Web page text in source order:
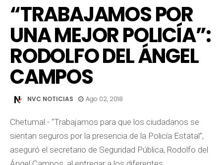
“TRABAJAMOS POR
UNA MEJOR POLICÍA”:
RODOLFO DEL ÁNGEL
CAMPOS
NVC NOTICIAS Ago 02, 2018
Chetumal.- “Trabajamos para que los ciudadanos se
sientan seguros por la presencia de la Policía Estatal”,
aseguró el secretario de Seguridad Pública, Rodolfo del